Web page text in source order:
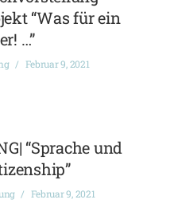
“Was für ein
…”
Februar 9, 2021
“Sprache und
Februar 9, 2021